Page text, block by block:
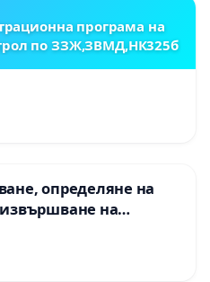
програма на
по ЗЗЖ,ЗВМД,НК325б
определяне на
на
на
пътен възел АМ
- с. Мирово - к.к.